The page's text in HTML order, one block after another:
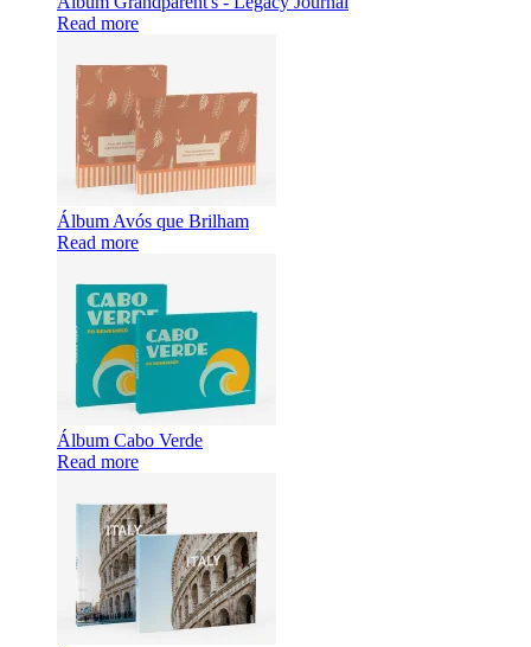
Read more
Álbum Avós que Brilham
Read more
Álbum Cabo Verde
Read more